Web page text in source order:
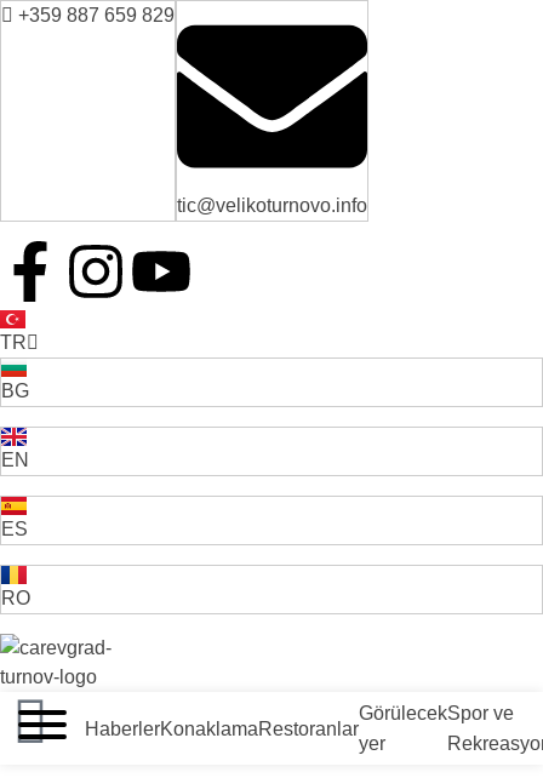
+359 887 659 829
tic@velikoturnovo.info
TR
BG
EN
ES
RO
VELIKO TARNOVO - BULGARİSTAN'IN ORTAÇAĞ BAŞKENTİ
HaberlerKonaklamaRestoranlar
Görülecek
yer
Spor ve